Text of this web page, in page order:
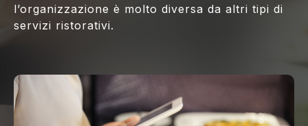
l’organizzazione è molto diversa da altri tipi di
servizi ristorativi.